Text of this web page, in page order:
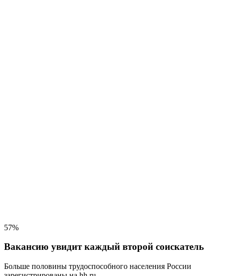
57%
Вакансию увидит каждый второй соискатель
Больше половины трудоспособного населения России